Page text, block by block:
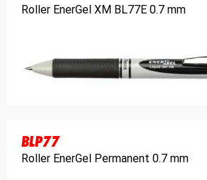
Roller EnerGel XM BL77E 0.7 mm
BLP77
Roller EnerGel Permanent 0.7 mm